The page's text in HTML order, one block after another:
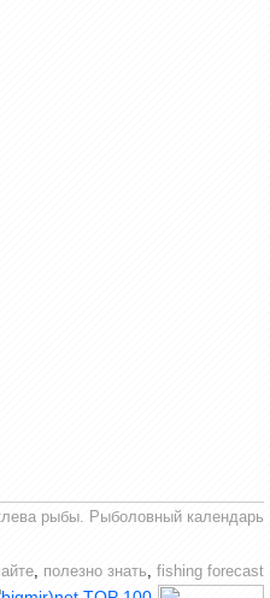
рыбы. Рыболовный календарь
, полезно знать, fishing forecast